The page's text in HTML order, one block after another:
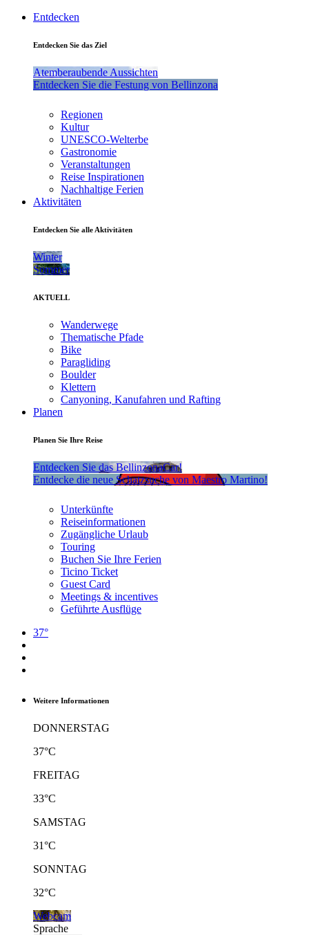
Entdecken
Entdecken Sie das Ziel
Atemberaubende Aussichten
Entdecken Sie die Festung von Bellinzona
Regionen
Kultur
UNESCO-Welterbe
Gastronomie
Veranstaltungen
Reise Inspirationen
Nachhaltige Ferien
Aktivitäten
Entdecken Sie alle Aktivitäten
Winter
Sommer
AKTUELL
Wanderwege
Thematische Pfade
Bike
Paragliding
Boulder
Klettern
Canyoning, Kanufahren und Rafting
Planen
Planen Sie Ihre Reise
Entdecken Sie das BellinzonaCar!
Entdecke die neue Schatzsuche von Maestro Martino!
Unterkünfte
Reiseinformationen
Zugängliche Urlaub
Touring
Buchen Sie Ihre Ferien
Ticino Ticket
Guest Card
Meetings & incentives
Geführte Ausflüge
37°
Weitere Informationen
DONNERSTAG
37°C
FREITAG
33°C
SAMSTAG
31°C
SONNTAG
32°C
Webcam
Sprache